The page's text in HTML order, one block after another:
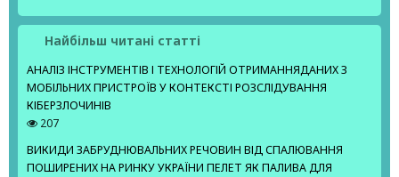
Найбільш читані статті
АНАЛІЗ ІНСТРУМЕНТІВ І ТЕХНОЛОГІЙ ОТРИМАННЯДАНИХ З
МОБІЛЬНИХ ПРИСТРОЇВ У КОНТЕКСТІ РОЗСЛІДУВАННЯ
КІБЕРЗЛОЧИНІВ
207
ВИКИДИ ЗАБРУДНЮВАЛЬНИХ РЕЧОВИН ВІД СПАЛЮВАННЯ
ПОШИРЕНИХ НА РИНКУ УКРАЇНИ ПЕЛЕТ ЯК ПАЛИВА ДЛЯ